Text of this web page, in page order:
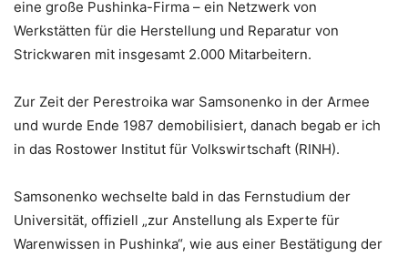
eine große Pushinka-Firma – ein Netzwerk von
Werkstätten für die Herstellung und Reparatur von
Strickwaren mit insgesamt 2.000 Mitarbeitern.
Zur Zeit der Perestroika war Samsonenko in der Armee
und wurde Ende 1987 demobilisiert, danach begab er ich
in das Rostower Institut für Volkswirtschaft (RINH).
Samsonenko wechselte bald in das Fernstudium der
Universität, offiziell „zur Anstellung als Experte für
Warenwissen in Pushinka“, wie aus einer Bestätigung der